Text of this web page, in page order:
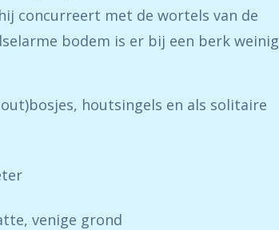
concurreert met de wortels van de
bodem is er bij een berk weinig
houtsingels en als solitaire
venige grond